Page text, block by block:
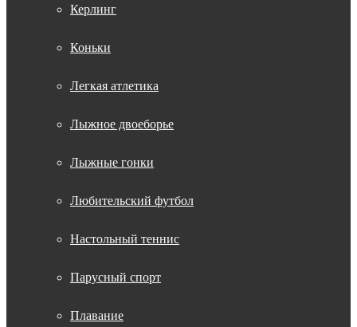
Керлинг
Коньки
Легкая атлетика
Лыжное двоеборье
Лыжные гонки
Любительский футбол
Настольный теннис
Парусный спорт
Плавание